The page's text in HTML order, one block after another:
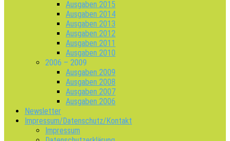
Ausgaben 2015
Ausgaben 2014
Ausgaben 2013
Ausgaben 2012
Ausgaben 2011
Ausgaben 2010
2006 – 2009
Ausgaben 2009
Ausgaben 2008
Ausgaben 2007
Ausgaben 2006
Newsletter
Impressum/Datenschutz/Kontakt
Impressum